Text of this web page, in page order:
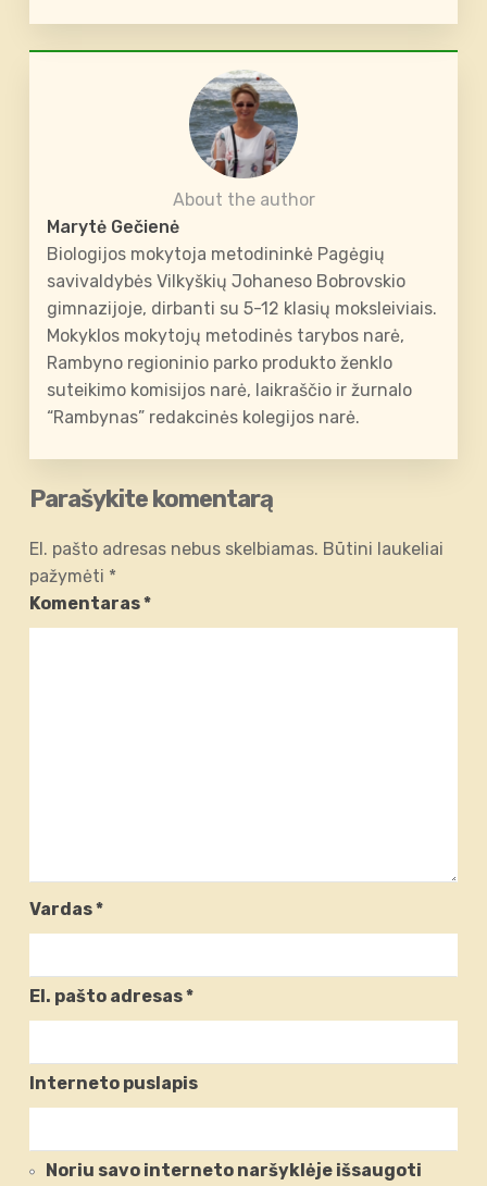
About the author
Marytė Gečienė
Biologijos mokytoja metodininkė Pagėgių
savivaldybės Vilkyškių Johaneso Bobrovskio
gimnazijoje, dirbanti su 5-12 klasių moksleiviais.
Mokyklos mokytojų metodinės tarybos narė,
Rambyno regioninio parko produkto ženklo
suteikimo komisijos narė, laikraščio ir žurnalo
“Rambynas” redakcinės kolegijos narė.
Parašykite komentarą
El. pašto adresas nebus skelbiamas. Būtini laukeliai
pažymėti *
Komentaras*
Vardas*
El. pašto adresas*
Interneto puslapis
Noriu savo interneto naršyklėje išsaugoti